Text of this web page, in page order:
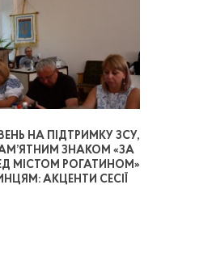
НА ПІДТРИМКУ ЗСУ,
ЗНАКОМ «ЗА
МІСТОМ РОГАТИНОМ»
АКЦЕНТИ СЕСІЇ